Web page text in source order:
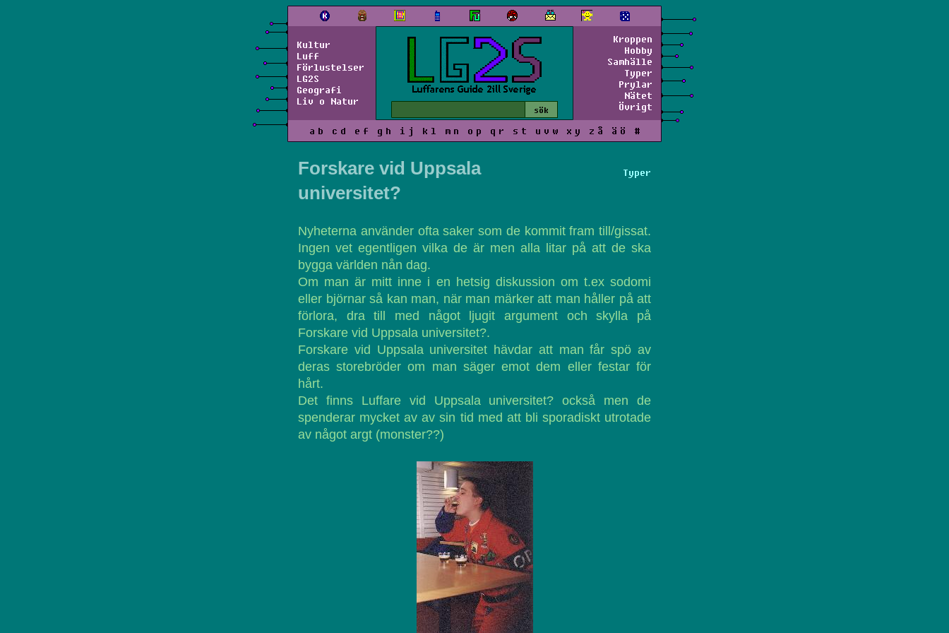
Kultur
Luff
Förlustelser
LG2S
Geografi
Liv o Natur
Kroppen
Hobby
Samhälle
Typer
Prylar
Nätet
Övrigt
a b c d e f g h i j k l m n o p q r s t u v w x y z å ä ö #
Typer
Forskare vid Uppsala
universitet?
Nyheterna använder ofta saker som de kommit fram till/gissat.
Ingen vet egentligen vilka de är men alla litar på att de ska
bygga världen nån dag.
Om man är mitt inne i en hetsig diskussion om t.ex sodomi
eller björnar så kan man, när man märker att man håller på att
förlora, dra till med något ljugit argument och skylla på
Forskare vid Uppsala universitet?.
Forskare vid Uppsala universitet hävdar att man får spö av
deras storebröder om man säger emot dem eller festar för
hårt.
Det finns Luffare vid Uppsala universitet? också men de
spenderar mycket av av sin tid med att bli sporadiskt utrotade
av något argt (monster??)